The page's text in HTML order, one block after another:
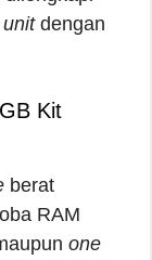
dengan
Kit
berat
RAM
one